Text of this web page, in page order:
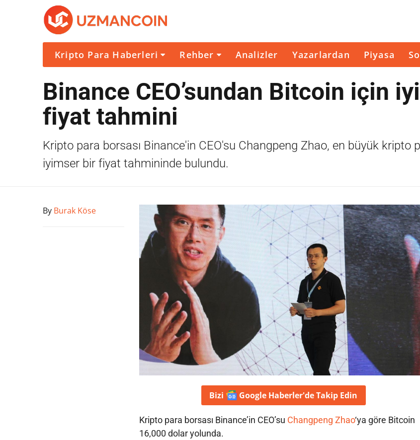
Kripto Para Haberleri Rehber Analizler Yazarlardan Piyasa
Binance CEO’sundan Bitcoin için
fiyat tahmini
Kripto para borsası Binance'in CEO'su Changpeng Zhao, en büyük kripto
iyimser bir fiyat tahmininde bulundu.
By Burak Köse
Bizi Google Haberler'deTakip Edin
Kripto para borsası Binance’in CEO’su Changpeng Zhao‘ya göre Bitcoin
16,000 dolar yolunda.